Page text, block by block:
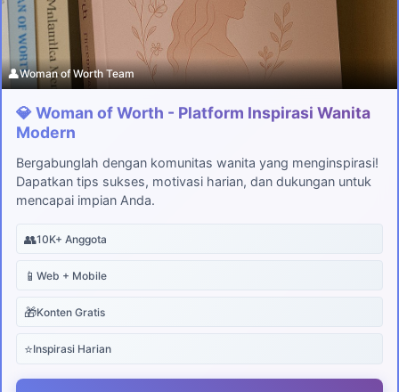
👤Woman of Worth Team
💎 Woman of Worth - Platform Inspirasi Wanita
Modern
Bergabunglah dengan komunitas wanita yang menginspirasi!
Dapatkan tips sukses, motivasi harian, dan dukungan untuk
mencapai impian Anda.
👥10K+ Anggota
📱 Web + Mobile
🎁Konten Gratis
⭐Inspirasi Harian